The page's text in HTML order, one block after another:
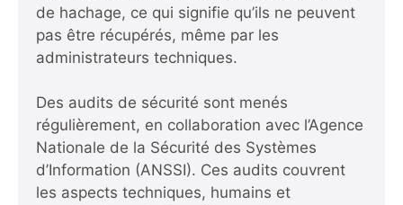
de hachage, ce qui signifie qu’ils ne peuvent
pas être récupérés, même par les
administrateurs techniques.
Des audits de sécurité sont menés
régulièrement, en collaboration avec l’Agence
Nationale de la Sécurité des Systèmes
d’Information (ANSSI). Ces audits couvrent
les aspects techniques, humains et